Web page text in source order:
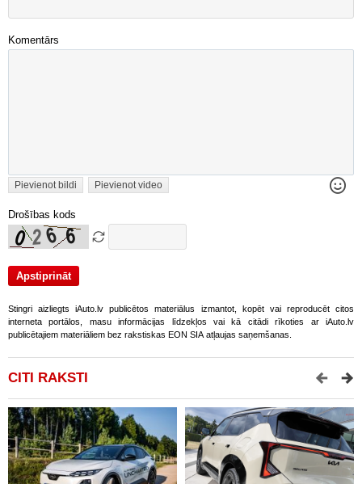
Komentārs
Pievienot bildi Pievienot video
Drošības kods
Stingri aizliegts iAuto.lv publicētos materiālus izmantot, kopēt vai reproducēt citos
interneta portālos, masu informācijas līdzekļos vai kā citādi rīkoties ar iAuto.lv
publicētajiem materiāliem bez rakstiskas EON SIA atļaujas saņemšanas.
CITI RAKSTI